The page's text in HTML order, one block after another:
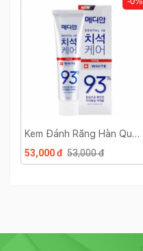
Kem Đánh Răng Hàn Quốc
Median Dental IQ 93%
Cho Răng Trắng Chắc
53,000 đ 53,000 đ